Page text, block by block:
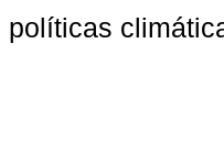
políticas